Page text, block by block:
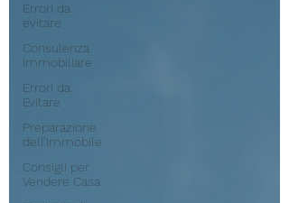
Errori da
evitare
Consulenza
Immobiliare
Errori da
Evitare
Preparazione
dell’Immobile
Consigli per
Vendere Casa